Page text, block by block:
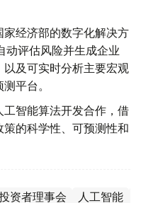
经济部的数字化解决方
动评估风险并生成企业
及可实时分析主要宏观
平台。
智能算法开发合作，借
的科学性、可预测性和
资者理事会 人工智能